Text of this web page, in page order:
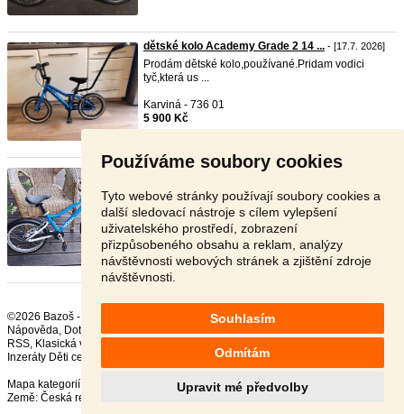
Používáme soubory cookies
Tyto webové stránky používají soubory cookies a
další sledovací nástroje s cílem vylepšení
uživatelského prostředí, zobrazení
přizpůsobeného obsahu a reklam, analýzy
návštěvnosti webových stránek a zjištění zdroje
návštěvnosti.
Souhlasím
Odmítám
Upravit mé předvolby
dětské kolo Academy Grade 2 14 ... - [17.7. 2026]
Prodám dětské kolo,používané.Pridam vodici
tyč,která us ...
Karviná - 736 01
5 900 Kč
Dětské kolo Woom 3 (16″) s bla ...- [17.7. 2026]
Ultralehké kolo, pouze 5,3 kg, pro děti 4 - 6 let,
nebo ...
Hradec Králové - 500 02
7 900 Kč
©2026 Bazoš -
Nápověda, Dotazy ,
,
RSS,
Inzeráty Děti celkem:
, za 24 hodin:2805
Mapa kategorií
Nejvyhledávanější výrazy
Země: Česká republika Polsko Rakousko